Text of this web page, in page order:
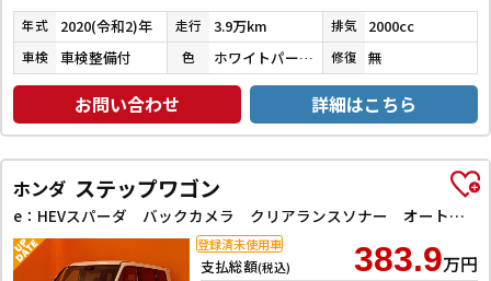
年式 2020(令和2)年 走行 3.9万km 排気 2000cc
車検 車検整備付 色 ホワイトパールクリスタルシャイン 修復 無
お問い合わせ 詳細はこちら
ホンダ ステップワゴン
e：HEVスパーダ バックカメラ クリアランスソナー オートクルーズコントロール レーンアシスト 衝突被害軽減システム 両側電動スライドドア LEDヘッドランプ スマートキー 電動格納ミラー シートヒーター 3列シート
支払総額(税込) 383.9万円
登録済未使用車